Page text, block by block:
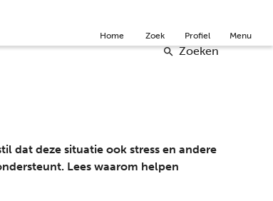
Zoeken
Home Zoek Profiel Menu
dat deze situatie ook stress en andere
Lees waarom helpen